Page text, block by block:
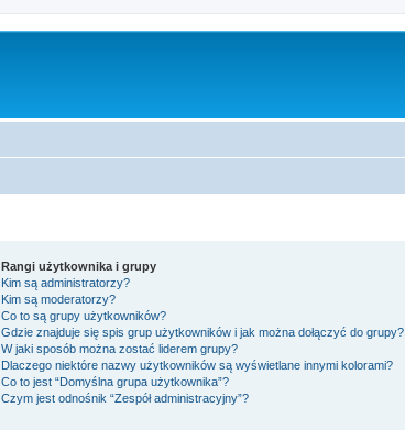
Rangi użytkownika i grupy
Kim są administratorzy?
Kim są moderatorzy?
Co to są grupy użytkowników?
Gdzie znajduje się spis grup użytkowników i jak można dołączyć do grupy?
W jaki sposób można zostać liderem grupy?
Dlaczego niektóre nazwy użytkowników są wyświetlane innymi kolorami?
Co to jest “Domyślna grupa użytkownika”?
Czym jest odnośnik “Zespół administracyjny”?